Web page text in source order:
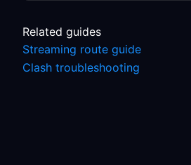
Related guides
Streaming route guide
Clash troubleshooting